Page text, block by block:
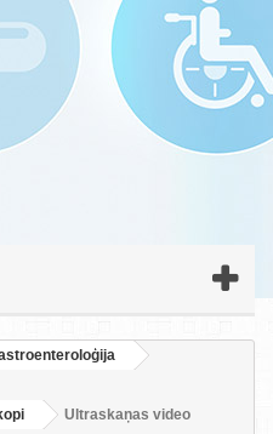
Ultraskaņas video